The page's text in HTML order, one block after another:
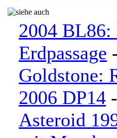
2004 BL86:
Erdpassage
Goldstone:
2006 DP14
Asteroid